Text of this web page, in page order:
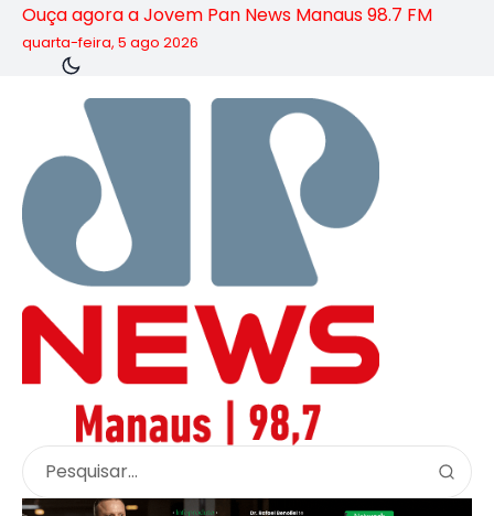
Ouça agora a Jovem Pan News Manaus 98.7 FM
quarta-feira, 5 ago 2026